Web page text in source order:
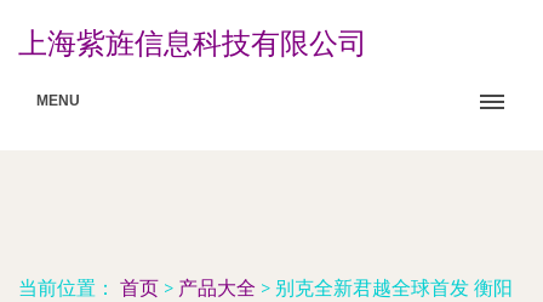
上海紫旌信息科技有限公司
MENU
当前位置： 首页 > 产品大全 > 别克全新君越全球首发 衡阳